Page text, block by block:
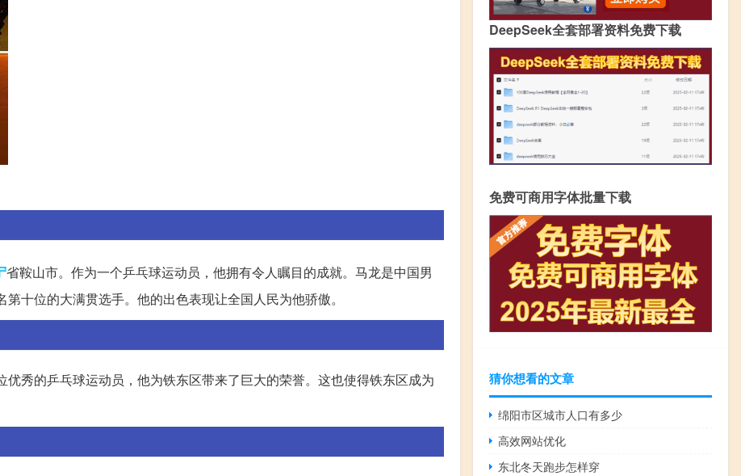
省鞍山市。作为一个乒乓球运动员，他拥有令人瞩目的成就。马龙是中国男
十位的大满贯选手。他的出色表现让全国人民为他骄傲。
秀的乒乓球运动员，他为铁东区带来了巨大的荣誉。这也使得铁东区成为
DeepSeek全套部署资料免费下载
免费可商用字体批量下载
猜你想看的文章
绵阳市区城市人口有多少
高效网站优化
东北冬天跑步怎样穿